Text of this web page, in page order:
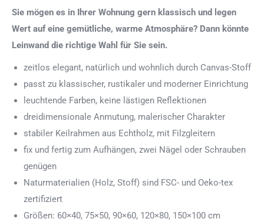
Sie mögen es in Ihrer Wohnung gern klassisch und legen
Wert auf eine gemütliche, warme Atmosphäre? Dann könnte
Leinwand die richtige Wahl für Sie sein.
zeitlos elegant, natürlich und wohnlich durch Canvas-Stoff
passt zu klassischer, rustikaler und moderner Einrichtung
leuchtende Farben, keine lästigen Reflektionen
dreidimensionale Anmutung, malerischer Charakter
stabiler Keilrahmen aus Echtholz, mit Filzgleitern
fix und fertig zum Aufhängen, zwei Nägel oder Schrauben
genügen
Naturmaterialien (Holz, Stoff) sind FSC- und Oeko-tex
zertifiziert
Größen: 60×40, 75×50, 90×60, 120×80, 150×100 cm